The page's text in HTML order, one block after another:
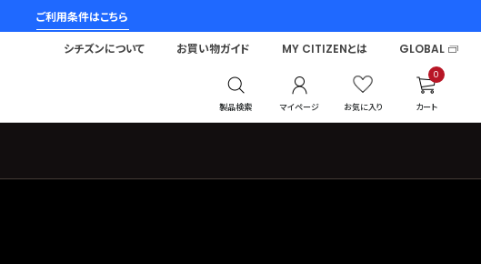
ご利用条件はこちら
製品検索 マイページ お気に入り
0
カート
シチズンについて お買い物ガイド MY CITIZENとは GLOBAL